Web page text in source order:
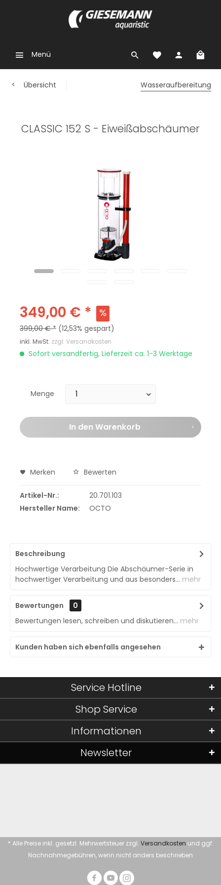
Menü
Übersicht Wasseraufbereitung
CLASSIC 152 S - Eiweißabschäumer
349,00 € *
399,00 € * (12,53% gespart)
inkl. MwSt. zzgl. Versandkosten
Sofort versandfertig, Lieferzeit ca. 1-3 Werktage
Menge
In den Warenkorb
Merken Bewerten
Artikel-Nr.:
20.701.103
Hersteller Name:
OCTO
Beschreibung
Hochwertige Verarbeitung Die Abschäumer-Serie in
hochwertiger Verarbeitung und aus besonders... mehr
Bewertungen
0
Bewertungen lesen, schreiben und diskutieren... mehr
Kunden haben sich ebenfalls angesehen
Service Hotline
Shop Service
Informationen
Newsletter
* Alle Preise inkl. gesetzl. Mehrwertsteuer zzgl. Versandkosten und ggf.
Nachnahmegebühren, wenn nicht anders beschrieben